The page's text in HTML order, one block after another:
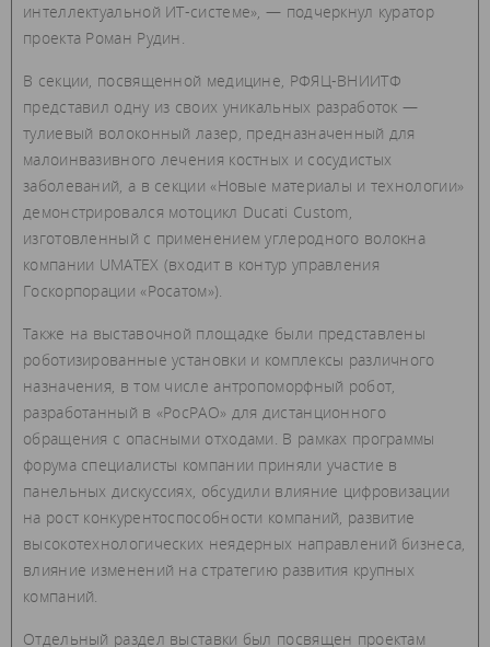
интеллектуальной ИТ-системе», — подчеркнул куратор
проекта Роман Рудин.
В секции, посвященной медицине, РФЯЦ-ВНИИТФ
представил одну из своих уникальных разработок —
тулиевый волоконный лазер, предназначенный для
малоинвазивного лечения костных и сосудистых
заболеваний, а в секции «Новые материалы и технологии»
демонстрировался мотоцикл Ducati Custom,
изготовленный с применением углеродного волокна
компании UMATEX (входит в контур управления
Госкорпорации «Росатом»).
Также на выставочной площадке были представлены
роботизированные установки и комплексы различного
назначения, в том числе антропоморфный робот,
разработанный в «РосРАО» для дистанционного
обращения с опасными отходами. В рамках программы
форума специалисты компании приняли участие в
панельных дискуссиях, обсудили влияние цифровизации
на рост конкурентоспособности компаний, развитие
высокотехнологических неядерных направлений бизнеса,
влияние изменений на стратегию развития крупных
компаний.
Отдельный раздел выставки был посвящен проектам